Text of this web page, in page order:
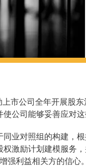
公司全年开展股
公司能够妥善应对这
业对照组的构建，
激励计划建模服务
强利益相关方的信心。